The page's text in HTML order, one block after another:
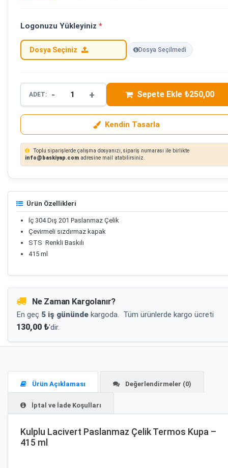
Logonuzu Yükleyiniz *
Dosya Seçiniz Dosya Seçilmedi
ADET: - + Sepete Ekle ₺250,00
Kendin Tasarla
Toplu siparişlerde çalışma dosyanızı, sipariş numarası ile birlikte
info@baskiyap.com adresine mail atabilirsiniz.
Ürün Özellikleri
İç 304 Dış 201 Paslanmaz Çelik
Çevirmeli sızdırmaz kapak
STS Renkli Baskılı
415 ml
Ne Zaman Kargolanır?
En geç 5 iş gününde kargoda. Tüm ürünlerde kargo ücreti
130,00 ₺'dir.
Ürün Açıklaması Değerlendirmeler (0)
İptal ve İade Koşulları
Kulplu Lacivert Paslanmaz Çelik Termos Kupa –
415 ml